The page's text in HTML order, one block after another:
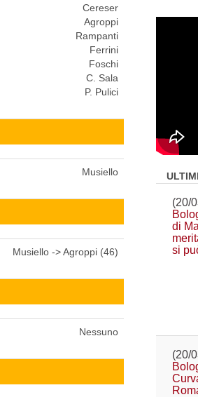
Cereser
Agroppi
Rampanti
Ferrini
Foschi
C. Sala
P. Pulici
Musiello
Musiello -> Agroppi (46)
Nessuno
(20/
di
si
(20/